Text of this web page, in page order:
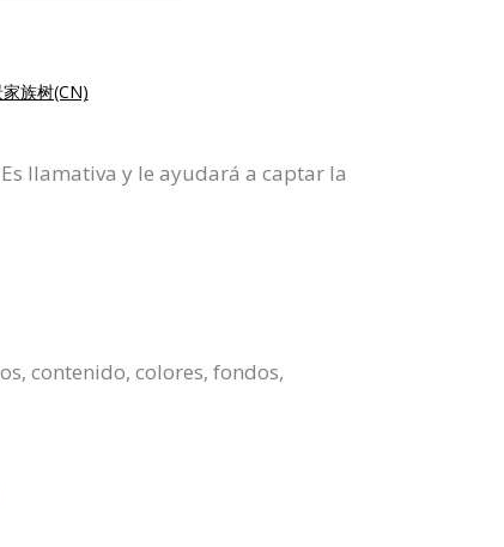
族树(CN)
llamativa y le ayudará a captar la
contenido, colores, fondos,